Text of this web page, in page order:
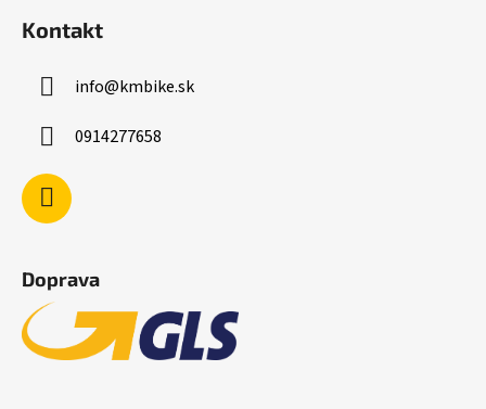
Kontakt
info@kmbike.sk
0914277658
Doprava